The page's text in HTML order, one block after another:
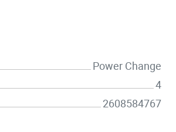
Power Change
4
2608584767